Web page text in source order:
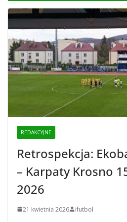
REDAKCYJNE
Retrospekcja:
– Karpaty Krosno
2026
21 kwietnia 2026 ifutbol